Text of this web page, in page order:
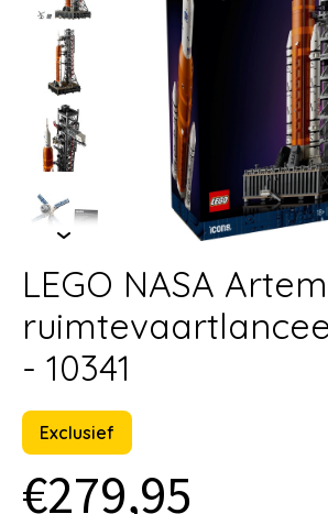
LEGO NASA
- 10341
Exclusief
€279,95